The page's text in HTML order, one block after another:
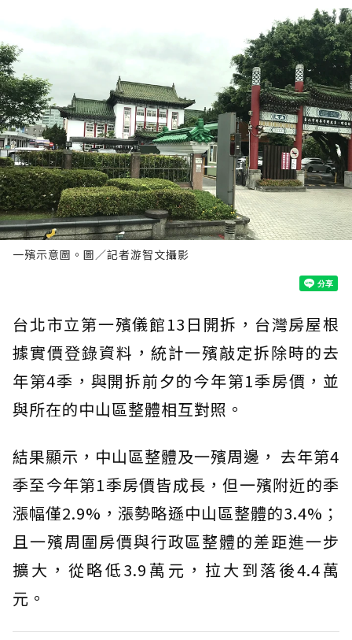
一殯示意圖。圖／記者游智文攝影
台北市立第一殯儀館13日開拆，台灣房屋根
據實價登錄資料，統計一殯敲定拆除時的去
年第4季，與開拆前夕的今年第1季房價，並
與所在的中山區整體相互對照。
結果顯示，中山區整體及一殯周邊， 去年第4
季至今年第1季房價皆成長，但一殯附近的季
漲幅僅2.9%，漲勢略遜中山區整體的3.4%；
且一殯周圍房價與行政區整體的差距進一步
擴大，從略低3.9萬元，拉大到落後4.4萬
元。